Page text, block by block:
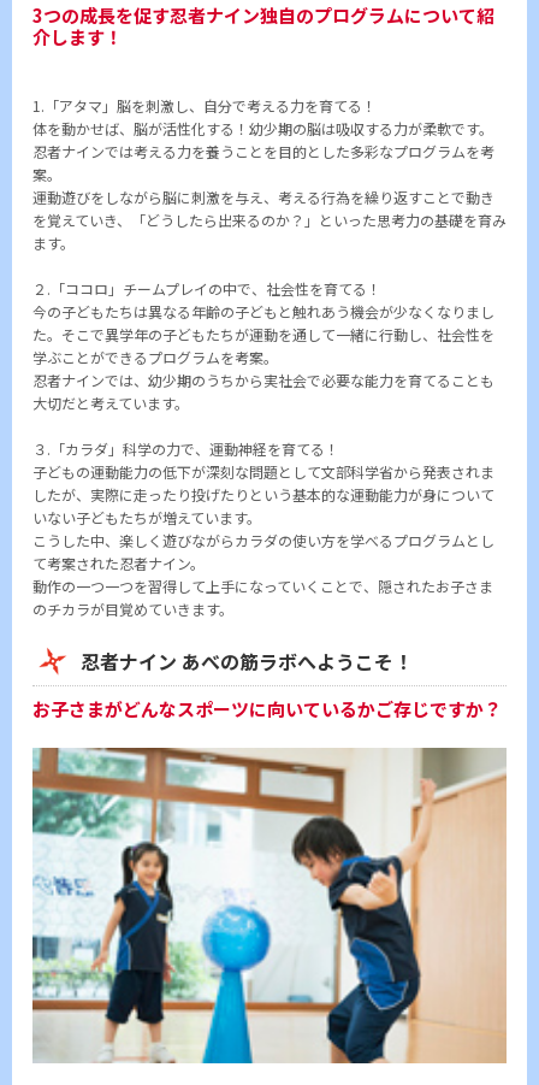
3つの成長を促す忍者ナイン独自のプログラムについて紹
介します！
1.「アタマ」脳を刺激し、自分で考える力を育てる！
体を動かせば、脳が活性化する！幼少期の脳は吸収する力が柔軟です。
忍者ナインでは考える力を養うことを目的とした多彩なプログラムを考
案。
運動遊びをしながら脳に刺激を与え、考える行為を繰り返すことで動き
を覚えていき、「どうしたら出来るのか？」といった思考力の基礎を育み
ます。
２.「ココロ」チームプレイの中で、社会性を育てる！
今の子どもたちは異なる年齢の子どもと触れあう機会が少なくなりまし
た。そこで異学年の子どもたちが運動を通して一緒に行動し、社会性を
学ぶことができるプログラムを考案。
忍者ナインでは、幼少期のうちから実社会で必要な能力を育てることも
大切だと考えています。
３.「カラダ」科学の力で、運動神経を育てる！
子どもの運動能力の低下が深刻な問題として文部科学省から発表されま
したが、実際に走ったり投げたりという基本的な運動能力が身について
いない子どもたちが増えています。
こうした中、楽しく遊びながらカラダの使い方を学べるプログラムとし
て考案された忍者ナイン。
動作の一つ一つを習得して上手になっていくことで、隠されたお子さま
のチカラが目覚めていきます。
忍者ナイン あべの筋ラボへようこそ！
お子さまがどんなスポーツに向いているかご存じですか？